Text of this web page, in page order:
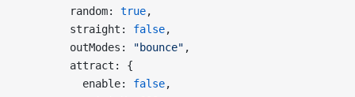
        random:
true,
        straight:
false,
        outModes:
"bounce" ,
        attract: {
          enable:
false,